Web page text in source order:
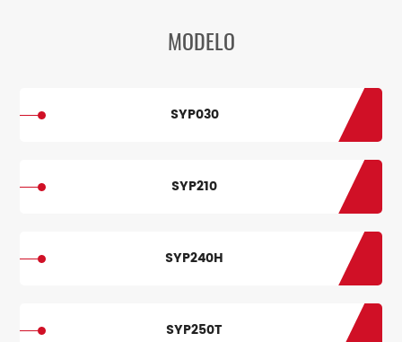
MODELO
SYP030
SYP210
SYP240H
SYP250T